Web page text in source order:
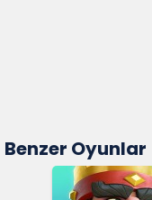
Benzer Oyunlar